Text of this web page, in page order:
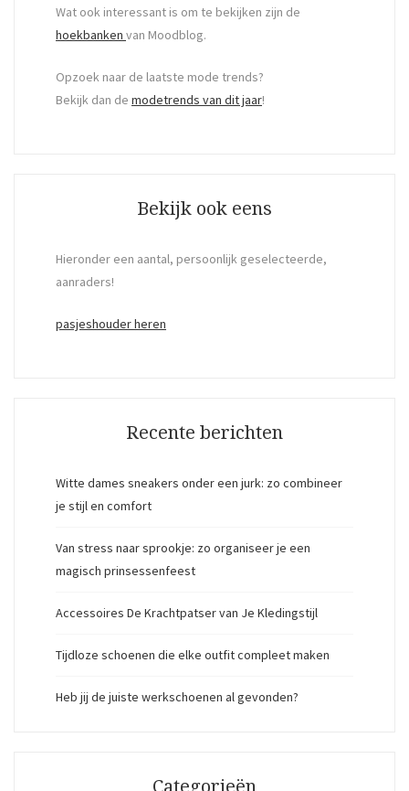
Wat ook interessant is om te bekijken zijn de
hoekbanken van Moodblog.
Opzoek naar de laatste mode trends?
Bekijk dan de modetrends van dit jaar!
Bekijk ook eens
Hieronder een aantal, persoonlijk geselecteerde,
aanraders!
pasjeshouder heren
Recente berichten
Witte dames sneakers onder een jurk: zo combineer
je stijl en comfort
Van stress naar sprookje: zo organiseer je een
magisch prinsessenfeest
Accessoires De Krachtpatser van Je Kledingstijl
Tijdloze schoenen die elke outfit compleet maken
Heb jij de juiste werkschoenen al gevonden?